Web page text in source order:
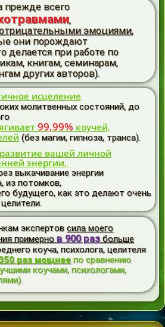
прежде всего
,
эмоциями,
они порождают
делается при работе по
книгам, семинарам,
других авторов).
исцеление
молитвенных состояний, до
99,99% коучей,
(без магии, гипноза, транса).
вашей личной
энергии,
выкачивание энергии
из потомков,
будущего, как это делают очень
экспертов сила моего
примерно в 900 разбольше
коуча, психолога, целителя
0 раз мощнее по сравнению
коучами, психологами,